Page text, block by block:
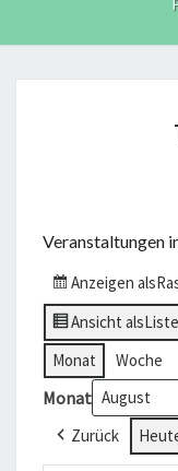
Veranstaltungen
Anzeigen als
Ansicht alsListe
Monat
Woche
Monat
Zurück